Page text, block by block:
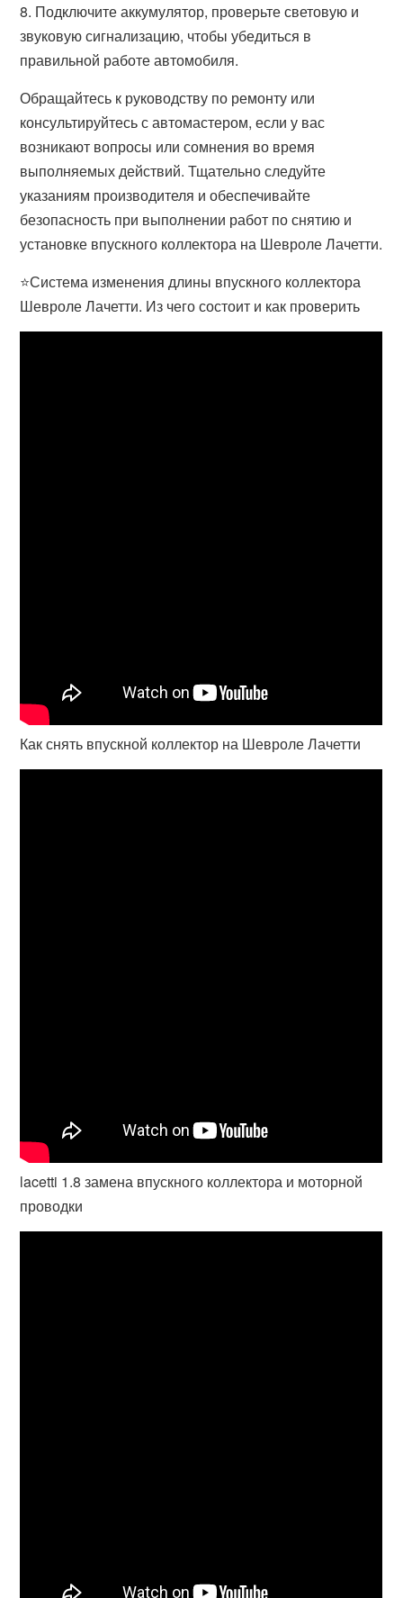
8. Подключите аккумулятор, проверьте световую и
звуковую сигнализацию, чтобы убедиться в
правильной работе автомобиля.
Обращайтесь к руководству по ремонту или
консультируйтесь с автомастером, если у вас
возникают вопросы или сомнения во время
выполняемых действий. Тщательно следуйте
указаниям производителя и обеспечивайте
безопасность при выполнении работ по снятию и
установке впускного коллектора на Шевроле Лачетти.
⭐Система изменения длины впускного коллектора
Шевроле Лачетти. Из чего состоит и как проверить
Как снять впускной коллектор на Шевроле Лачетти
lacetti 1.8 замена впускного коллектора и моторной
проводки